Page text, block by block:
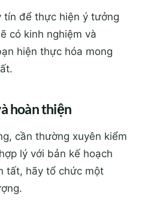
tín để thực hiện ý tưởng
có kinh nghiệm và
hiện thực hóa mong
hoàn thiện
cần thường xuyên kiểm
lý với bản kế hoạch
tất, hãy tổ chức một